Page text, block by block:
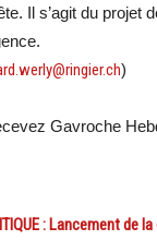
Il s’agit du projet
)
Gavroche
: Lancement